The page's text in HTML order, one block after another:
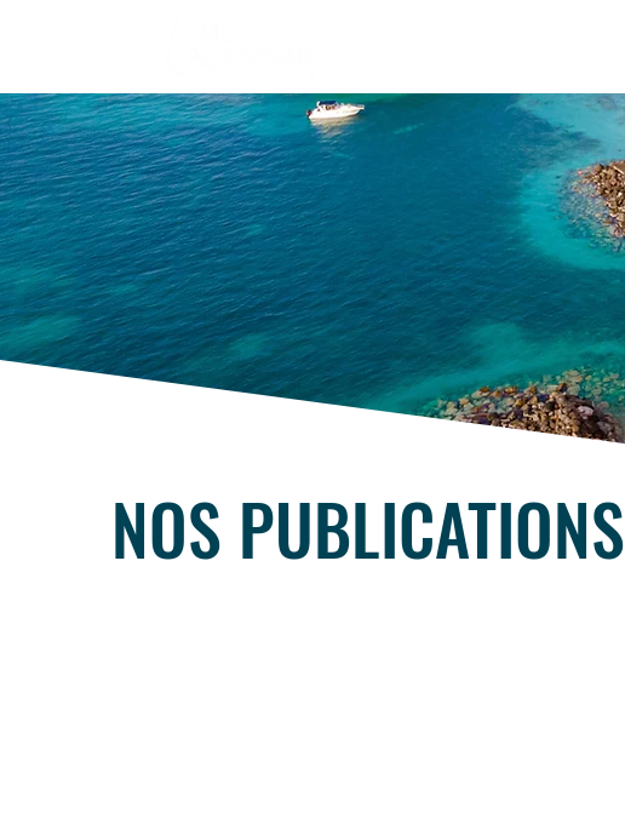
NOS PUBLICATIONS